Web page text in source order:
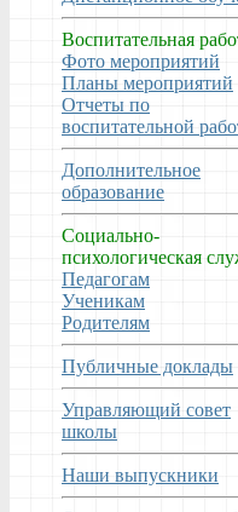
Воспитательная
Фото мероприятий
Планы мероприятий
Отчеты по
воспитательной
Дополнительное
образование
Социально-
психологическая
Педагогам
Ученикам
Родителям
Публичные доклады
Управляющий совет
школы
Наши выпускники